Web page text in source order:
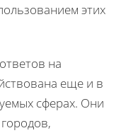
этих
на
еще и в
сферах. Они